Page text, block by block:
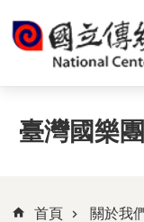
跳到主要內容區塊
臺灣國樂團
首頁 關於我